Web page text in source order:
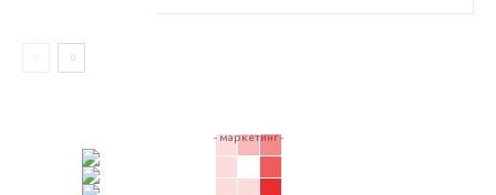
- маркетинг -